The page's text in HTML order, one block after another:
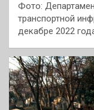
Фото:
транспортной
декабре 2022